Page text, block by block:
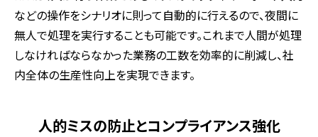
などの操作をシナリオに則って自動的に行えるので、夜間に
無人で処理を実行することも可能です。これまで人間が処理
しなければならなかった業務の工数を効率的に削減し、社
内全体の生産性向上を実現できます。
人的ミスの防止とコンプライアンス強化